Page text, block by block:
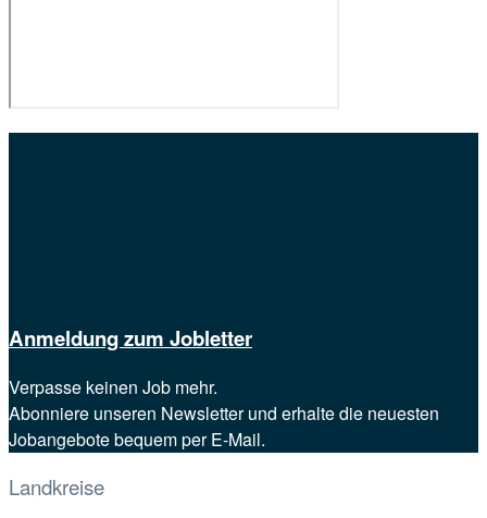
Anmeldung zum Jobletter
Verpasse keinen Job mehr.
Abonniere unseren Newsletter und erhalte die neuesten
Jobangebote bequem per E-Mail.
Landkreise